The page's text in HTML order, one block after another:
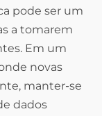
pode ser um
a tomarem
Em um
novas
manter-se
dados